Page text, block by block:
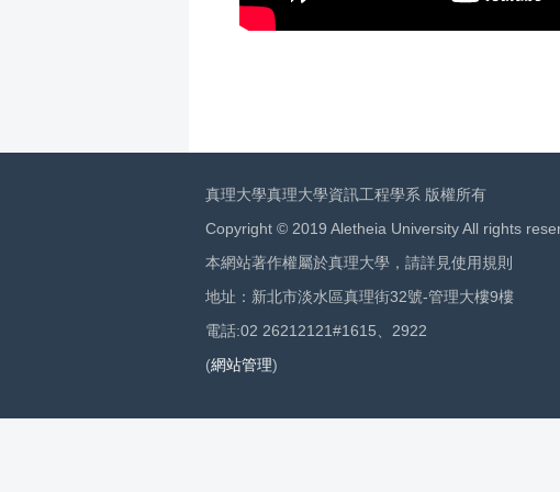
真理大學真理大學資訊工程學系 版權所有
Copyright © 2019 Aletheia University All rights
本網站著作權屬於真理大學，請詳見使用規則
地址：新北市淡水區真理街32號-管理大樓9樓
電話:02 26212121#1615、2922
(網站管理)